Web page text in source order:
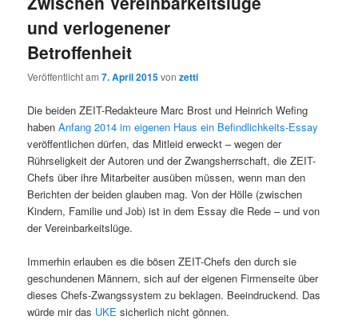
und verlogenener
Betroffenheit
Veröffentlicht am7. April 2015vonzetti
Die beiden ZEIT-Redakteure Marc Brost und Heinrich Wefing
habenAnfang 2014 im eigenen Haus ein Befindlichkeits-Essay
veröffentlichen dürfen, das Mitleid erweckt – wegen der
Rührseligkeit der Autoren und der Zwangsherrschaft, die ZEIT-
Chefs über ihre Mitarbeiter ausüben müssen, wenn man den
Berichten der beiden glauben mag. Von der Hölle (zwischen
Kindern, Familie und Job) ist in dem Essay die Rede – und von
der Vereinbarkeitslüge.
Immerhin erlauben es die bösen ZEIT-Chefs den durch sie
geschundenen Männern, sich auf der eigenen Firmenseite über
dieses Chefs-Zwangssystem zu beklagen. Beeindruckend. Das
würde mir das UKE sicherlich nicht gönnen.